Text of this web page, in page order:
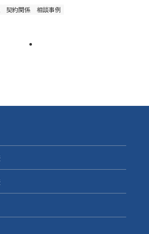
契約関係 相談事例